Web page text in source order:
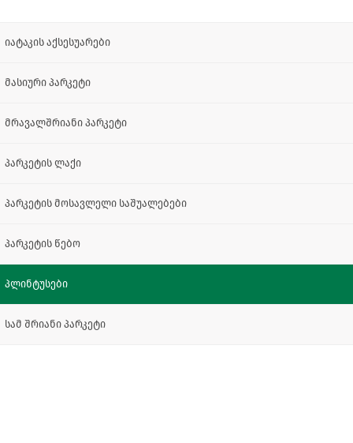
იატაკის აქსესუარები
მასიური პარკეტი
მრავალშრიანი პარკეტი
პარკეტის ლაქი
პარკეტის მოსავლელი საშუალებები
პარკეტის წებო
პლინტუსები
სამ შრიანი პარკეტი